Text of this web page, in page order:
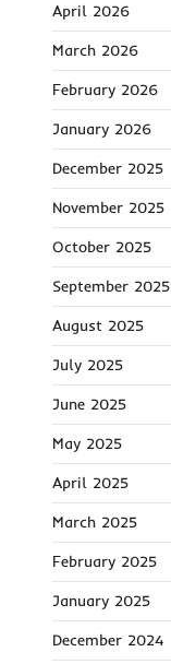
April 2026
March 2026
February 2026
January 2026
December 2025
November 2025
October 2025
September 2025
August 2025
July 2025
June 2025
May 2025
April 2025
March 2025
February 2025
January 2025
December 2024